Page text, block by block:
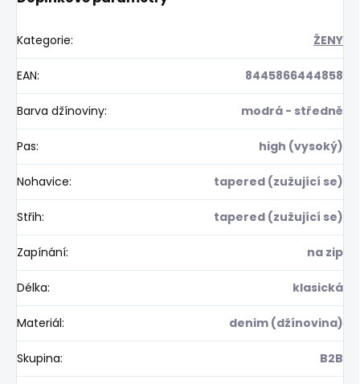
Kategorie: ŽENY
EAN: 8445866444858
Barva džínoviny: modrá - středně
Pas: high (vysoký)
Nohavice: tapered (zužující se)
Střih: tapered (zužující se)
Zapínání: na zip
Délka: klasická
Materiál: denim (džínovina)
Skupina: B2B